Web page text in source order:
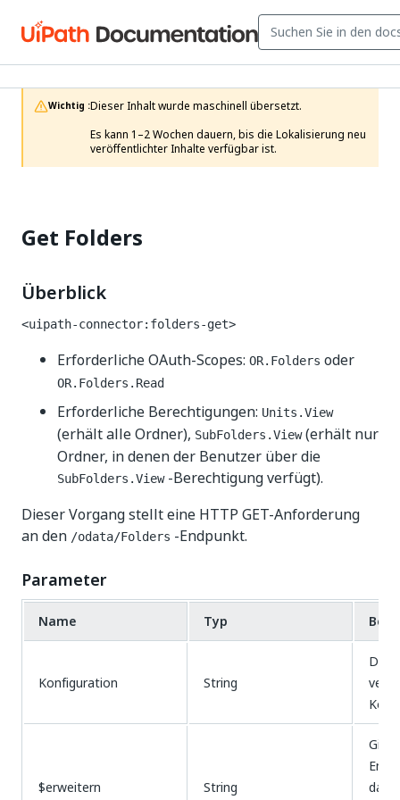
Wichtig :Dieser Inhalt wurde maschinell übersetzt.
Es kann 1–2 Wochen dauern, bis die Lokalisierung neu
veröffentlichter Inhalte verfügbar ist.
Get Folders
Überblick
<uipath-connector:folders-get>
Erforderliche OAuth-Scopes: OR.Folders oder
OR.Folders.Read
Erforderliche Berechtigungen: Units.View
(erhält alle Ordner), SubFolders.View(erhält nur
Ordner, in denen der Benutzer über die
SubFolders.View-Berechtigung verfügt).
Dieser Vorgang stellt eine HTTP GET-Anforderung
an den /odata/Folders -Endpunkt.
Parameter
Name Typ
Konfiguration String
Der
$erweitern String
Gibt